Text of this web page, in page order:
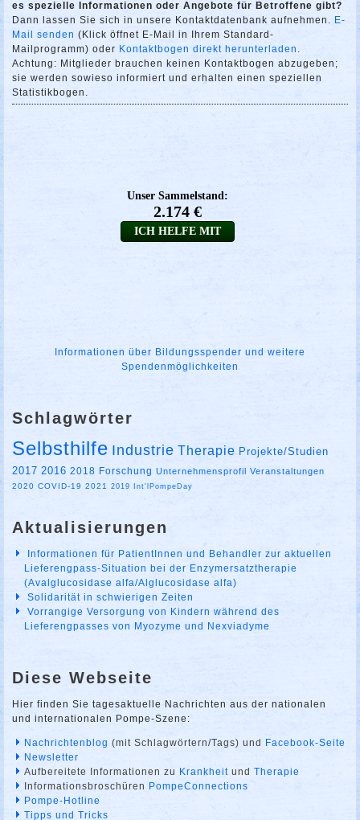
es spezielle Informationen oder Angebote für Betroffene gibt?
Dann lassen Sie sich in unsere Kontaktdatenbank aufnehmen. E-
Mail senden (Klick öffnet E-Mail in Ihrem Standard-
Mailprogramm) oder Kontaktbogen direkt herunterladen .
Achtung: Mitglieder brauchen keinen Kontaktbogen abzugeben;
sie werden sowieso informiert und erhalten einen speziellen
Statistikbogen.
Informationen über Bildungsspender und weitere
Spendenmöglichkeiten
Schlagwörter
Selbsthilfe Industrie Therapie Projekte/Studien
2017 2016 2018 Forschung Unternehmensprofil Veranstaltungen
2020 COVID-19 2021 2019 Int'lPompeDay
Aktualisierungen
Informationen für PatientInnen und Behandler zur aktuellen
Lieferengpass-Situation bei der Enzymersatztherapie
(Avalglucosidase alfa/Alglucosidase alfa)
Solidarität in schwierigen Zeiten
Vorrangige Versorgung von Kindern während des
Lieferengpasses von Myozyme und Nexviadyme
Diese Webseite
Hier finden Sie tagesaktuelle Nachrichten aus der nationalen
und internationalen Pompe-Szene:
Nachrichtenblog (mit Schlagwörtern/Tags) und
Facebook-Seite
Newsletter
Aufbereitete Informationen zu Krankheit undTherapie
Informationsbroschüren PompeConnections
Pompe-Hotline
Tipps und Tricks